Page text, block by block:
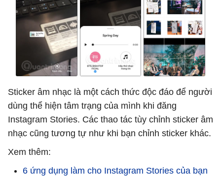
Sticker âm nhạc là một cách thức độc đáo để người
dùng thể hiện tâm trạng của mình khi đăng
Instagram Stories. Các thao tác tùy chỉnh sticker âm
nhạc cũng tương tự như khi bạn chỉnh sticker khác.
Xem thêm:
6 ứng dụng làm cho Instagram Stories của bạn